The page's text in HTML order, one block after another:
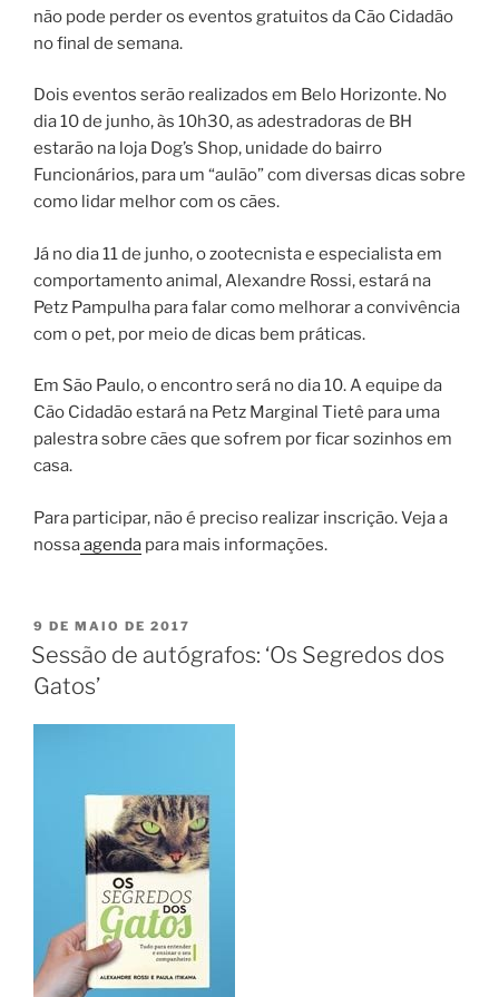
não pode perder os eventos gratuitos da Cão Cidadão
no final de semana.
Dois eventos serão realizados em Belo Horizonte. No
dia 10 de junho, às 10h30, as adestradoras de BH
estarão na loja Dog’s Shop, unidade do bairro
Funcionários, para um “aulão” com diversas dicas sobre
como lidar melhor com os cães.
Já no dia 11 de junho, o zootecnista e especialista em
comportamento animal, Alexandre Rossi, estará na
Petz Pampulha para falar como melhorar a convivência
com o pet, por meio de dicas bem práticas.
Em São Paulo, o encontro será no dia 10. A equipe da
Cão Cidadão estará na Petz Marginal Tietê para uma
palestra sobre cães que sofrem por ficar sozinhos em
casa.
Para participar, não é preciso realizar inscrição. Veja a
nossaagenda para mais informações.
9 DE MAIO DE 2017
Sessão de autógrafos: ‘Os Segredos dos
Gatos’